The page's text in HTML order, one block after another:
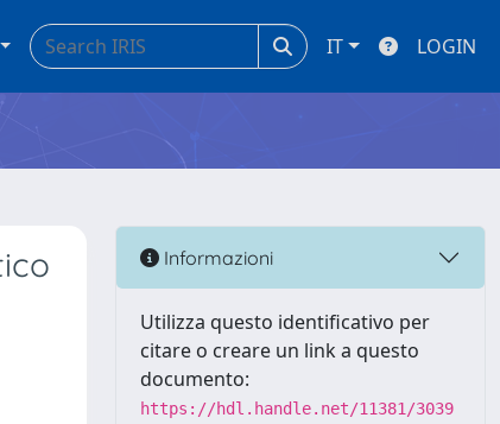
IT LOGIN
Informazioni
Utilizza questo identificativo per
citare o creare un link a questo
documento:
https://hdl.handle.net/11381/3039